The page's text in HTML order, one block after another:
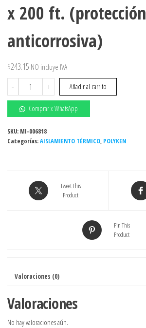
x 200 ft. (protección
anticorrosiva)
$243.15 NO incluye IVA
-
Cinta
POLYKEN
980-
20
de
6"
(protección
anticorrosiva)
+ Añadir al carrito
Comprar x WhatsApp
SKU: MI-006818
Categorías:AISLAMIENTO TÉRMICO, POLYKEN
Tweet This
Product
Pin This
Product
Valoraciones (0)
Valoraciones
No hay valoraciones aún.